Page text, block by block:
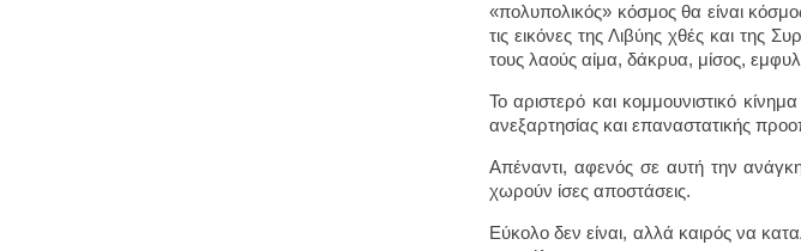
«πολυπολικός» κόσμος θα είναι
τις εικόνες της Λιβύης χθές και της
τους λαούς αίμα, δάκρυα, μίσος,
Το αριστερό και κομμουνιστικό
ανεξαρτησίας και επαναστατικής
Απέναντι, αφενός σε αυτή την
χωρούν ίσες αποστάσεις.
Εύκολο δεν είναι, αλλά καιρός να